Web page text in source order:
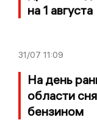
на 1 августа
31/07 11:09
На день
области
бензином